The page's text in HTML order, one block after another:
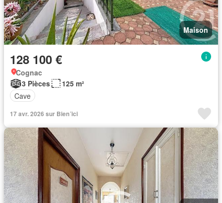
Maison
128 100 €
Cognac
3 Pièces
125 m²
Cave
17 avr. 2026 sur Bien´ici